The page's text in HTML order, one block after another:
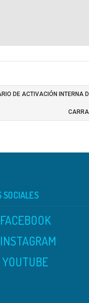
DE ACTIVACIÓN INTERNA
SOCIALES
FACEBOOK
INSTAGRAM
YOUTUBE